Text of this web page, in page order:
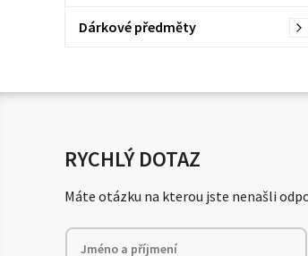
Dárkové předměty
RYCHLÝ DOTAZ
Máte otázku na kterou jste nenašli